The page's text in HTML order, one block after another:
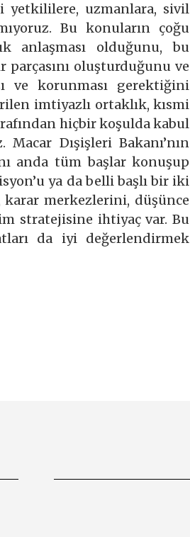
yetkililere, uzmanlara, sivil
Bu konuların çoğu
anlaşması olduğunu, bu
oluşturduğunu ve
ve korunması gerektiğini
imtiyazlı ortaklık, kısmi
hiçbir koşulda kabul
Dışişleri Bakanı’nın
anda tüm başlar konuşup
ya da belli başlı bir iki
karar merkezlerini, düşünce
stratejisine ihtiyaç var. Bu
da iyi değerlendirmek